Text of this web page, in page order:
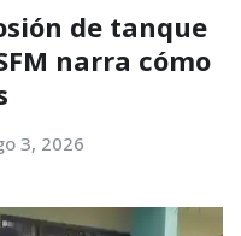
de tanque
narra cómo
3, 2026